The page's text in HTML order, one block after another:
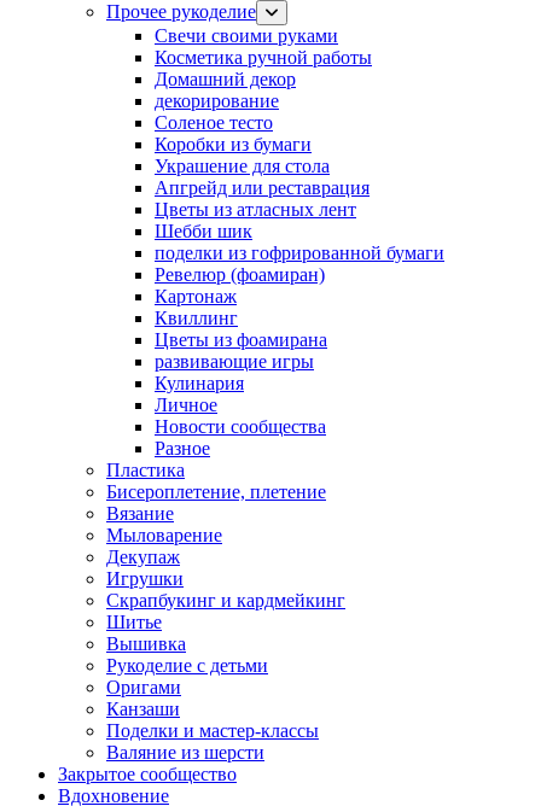
Прочее рукоделие
Свечи своими руками
Косметика ручной работы
Домашний декор
декорирование
Соленое тесто
Коробки из бумаги
Украшение для стола
Апгрейд или реставрация
Цветы из атласных лент
Шебби шик
поделки из гофрированной бумаги
Ревелюр (фоамиран)
Картонаж
Квиллинг
Цветы из фоамирана
развивающие игры
Кулинария
Личное
Новости сообщества
Разное
Пластика
Бисероплетение, плетение
Вязание
Мыловарение
Декупаж
Игрушки
Скрапбукинг и кардмейкинг
Шитье
Вышивка
Рукоделие с детьми
Оригами
Канзаши
Поделки и мастер-классы
Валяние из шерсти
Закрытое сообщество
Вдохновение